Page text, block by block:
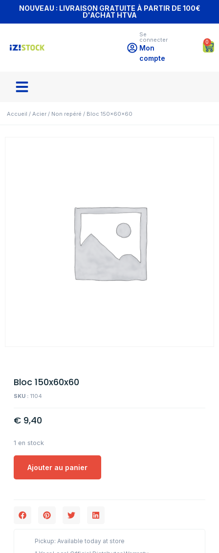
NOUVEAU : LIVRAISON GRATUITE À PARTIR DE 100€
D'ACHAT HTVA
Se
connecter
Mon
compte
0
Accueil / Acier / Non repéré / Bloc 150x60x60
Bloc 150x60x60
SKU : 1104
€ 9,40
1 en stock
Ajouter au panier
Pickup: Available today at store